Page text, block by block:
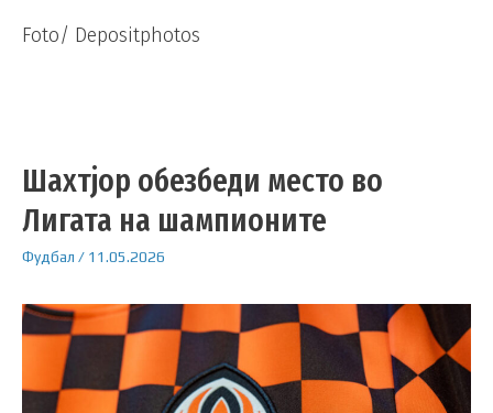
Foto/ Depositphotos
Шахтјор обезбеди место во
Лигата на шампионите
Фудбал / 11.05.2026